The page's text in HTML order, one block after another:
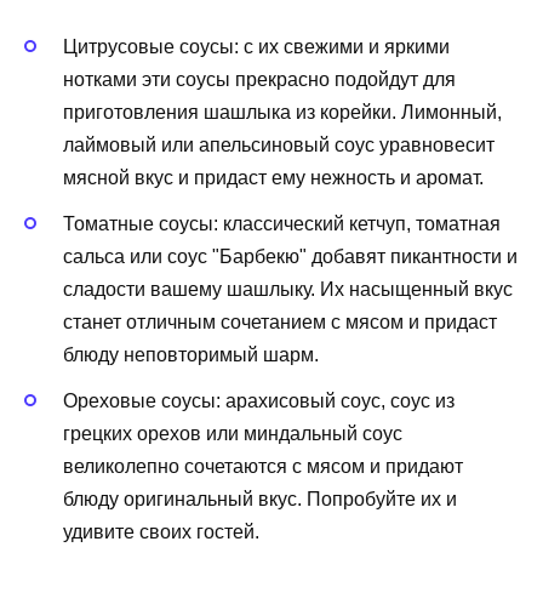
Цитрусовые соусы: с их свежими и яркими
нотками эти соусы прекрасно подойдут для
приготовления шашлыка из корейки. Лимонный,
лаймовый или апельсиновый соус уравновесит
мясной вкус и придаст ему нежность и аромат.
Томатные соусы: классический кетчуп, томатная
сальса или соус "Барбекю" добавят пикантности и
сладости вашему шашлыку. Их насыщенный вкус
станет отличным сочетанием с мясом и придаст
блюду неповторимый шарм.
Ореховые соусы: арахисовый соус, соус из
грецких орехов или миндальный соус
великолепно сочетаются с мясом и придают
блюду оригинальный вкус. Попробуйте их и
удивите своих гостей.